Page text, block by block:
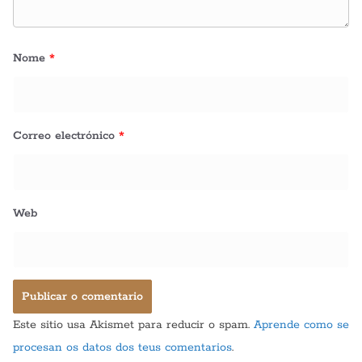
Nome *
Correo electrónico *
Web
Este sitio usa Akismet para reducir o spam. Aprende como se
procesan os datos dos teus comentarios.